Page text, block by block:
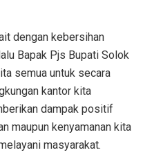
dengan kebersihan
Bapak Pjs Bupati Solok
semua untuk secara
kantor kita
dampak positif
maupun kenyamanan kita
masyarakat.